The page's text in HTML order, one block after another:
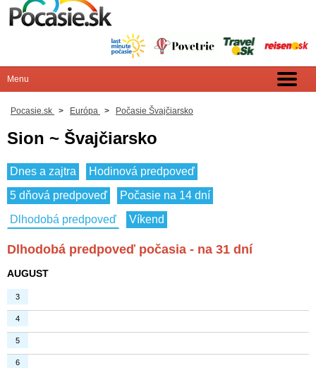
Pocasie.sk > Európa > Počasie Švajčiarsko
Sion ~ Švajčiarsko
Dnes a zajtra
Hodinová predpoveď
5 dňová predpoveď
Počasie na 14 dní
Dlhodobá predpoveď
Víkend
Dlhodobá predpoveď počasia - na 31 dní
AUGUST
3
4
5
6